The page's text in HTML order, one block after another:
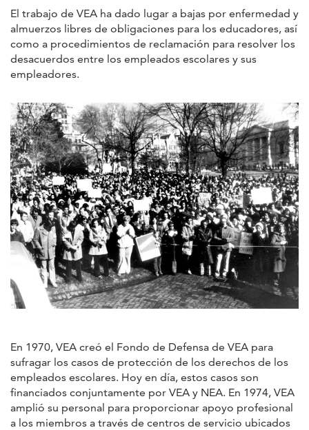
El trabajo de VEA ha dado lugar a bajas por enfermedad y
almuerzos libres de obligaciones para los educadores, así
como a procedimientos de reclamación para resolver los
desacuerdos entre los empleados escolares y sus
empleadores.
En 1970, VEA creó el Fondo de Defensa de VEA para
sufragar los casos de protección de los derechos de los
empleados escolares. Hoy en día, estos casos son
financiados conjuntamente por VEA y NEA. En 1974, VEA
amplió su personal para proporcionar apoyo profesional
a los miembros a través de centros de servicio ubicados